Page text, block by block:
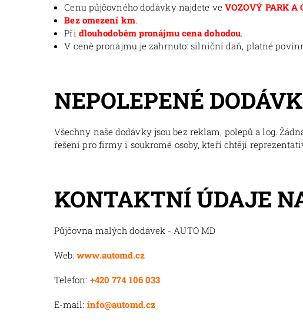
Cenu půjčovného dodávky najdete ve VOZOVÝ PARK A
Bez omezení km.
Při dlouhodobém pronájmu cena dohodou.
V ceně pronájmu je zahrnuto: silniční daň, platné
NEPOLEPENÉ
Všechny naše dodávky jsou bez reklam, polepů a log.
řešení pro firmy i soukromé osoby, kteří chtějí
KONTAKTNÍ ÚDAJE
Půjčovna malých dodávek - AUTO MD
Web:www.automd.cz
Telefon: +420 774 106 033
E-mail: info@automd.cz